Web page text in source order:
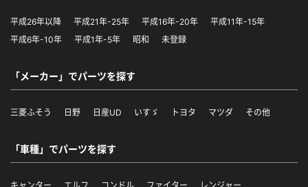
平成26年以降 平成21年-25年 平成16年-20年
平成11年-15年
平成6年-10年
平成1年-5年 昭和 未登録
「メーカー」でパーツを探す
三菱ふそう 日野 日産UD いすゞ トヨタ マツダ その他
「車種」でパーツを探す